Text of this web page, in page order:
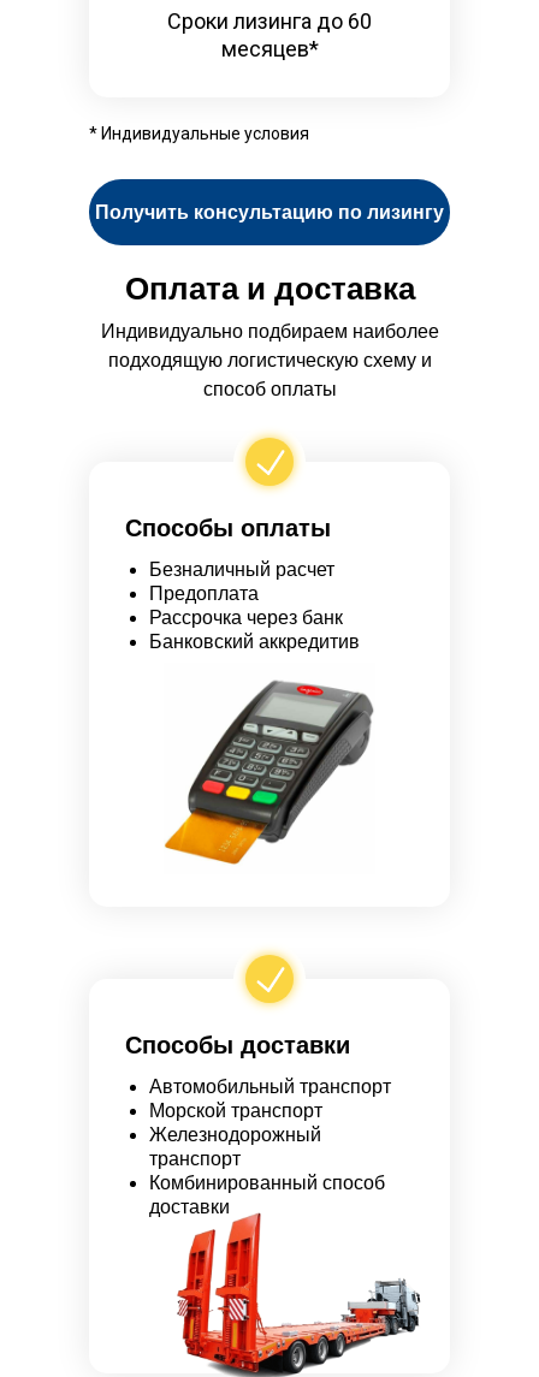
Получить консультацию по лизингу
Сроки лизинга до 60
месяцев*
* Индивидуальные условия
Оплата и доставка
Индивидуально подбираем наиболее
подходящую логистическую схему и
способ оплаты
Способы оплаты
Безналичный расчет
Предоплата
Рассрочка через банк
Банковский аккредитив
Способы доставки
Автомобильный транспорт
Морской транспорт
Железнодорожный
транспорт
Комбинированный способ
доставки